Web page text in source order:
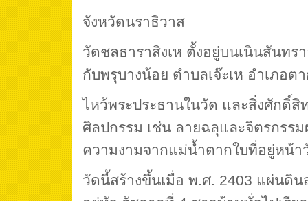
จังหวัดนราธิวาส
วัดชลธาราสิงเห ตั้งอยู่บนเนินสันทร
กับพรุบางน้อย ตำบลเจ๊ะเห อำเภอต
ไหว้พระประธานในวัด และสิ่งศักดิ์
ศิลปกรรม เช่น ลายฉลุและจิตรกรรม
ความงามจากแม่น้ำตากใบที่อยู่หน้า
วัดนี้สร้างขึ้นเมื่อ พ.ศ. 2403 แผ่นดิน